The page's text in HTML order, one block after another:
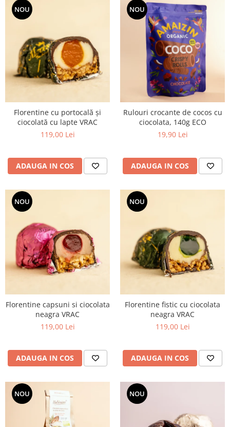
NOU
Florentine cu portocală și
ciocolată cu lapte VRAC
119,00 Lei
ADAUGA IN COS
NOU
Rulouri crocante de cocos cu
ciocolata, 140g ECO
19,90 Lei
ADAUGA IN COS
NOU
Florentine capsuni si ciocolata
neagra VRAC
119,00 Lei
ADAUGA IN COS
NOU
Florentine fistic cu ciocolata
neagra VRAC
119,00 Lei
ADAUGA IN COS
NOU NOU